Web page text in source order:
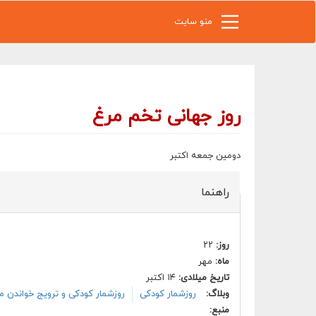
منو سایت
روز جهانی تخم مرغ
دومین جمعه اکتبر
راهنما
روز: ۲۲
ماه: مهر
تاریخ میلادی: ۱۴ اکتبر
وبلاگ:
روزشمار کودکی
روزشمار کودکی و ترویج خواندن
منبع: